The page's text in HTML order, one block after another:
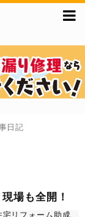
日記
場も全開！
宅リフォーム助成